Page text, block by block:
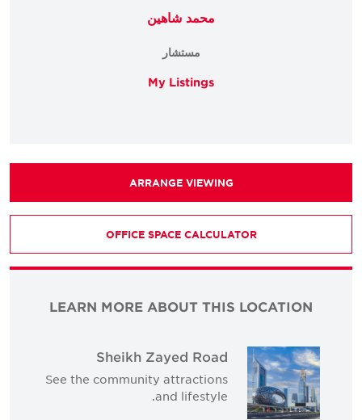
محمد شاهين
مستشار
My Listings
ARRANGE VIEWING
OFFICE SPACE CALCULATOR
LEARN MORE ABOUT THIS LOCATION
Sheikh Zayed Road
See the community attractions
and lifestyle.